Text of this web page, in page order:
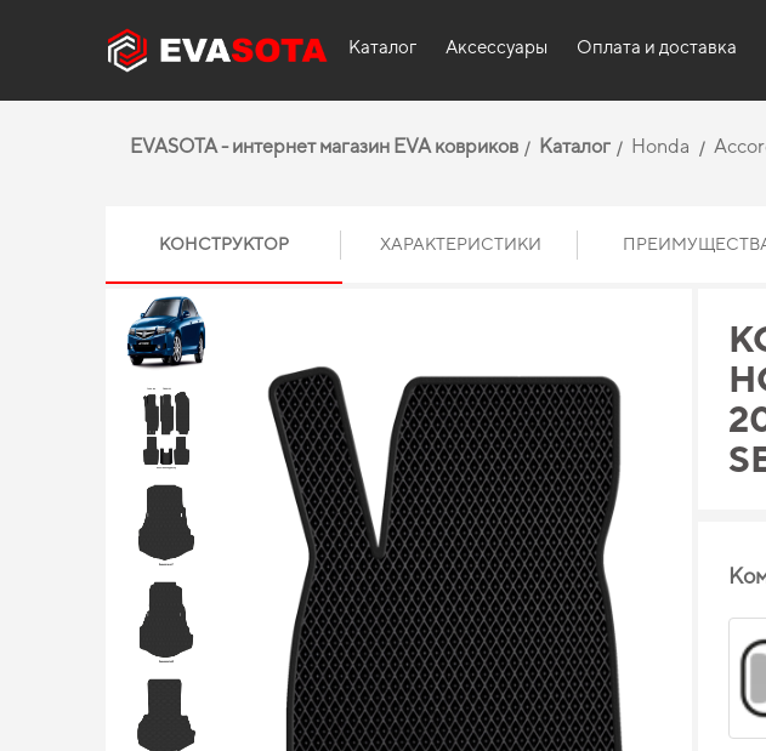
Каталог Аксессуары Оплата и доставка
EVASOTA - интернет магазин EVA ковриков Каталог Honda
КОНСТРУКТОР ХАРАКТЕРИСТИКИ